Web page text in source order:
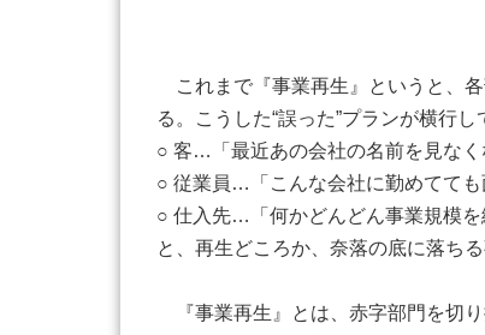
これまで『事業再生』というと、
る。こうした“誤った”プランが横行し
○ 客…「最近あの会社の名前を見なく
○ 従業員…「こんな会社に勤めてても
○ 仕入先…「何かどんどん事業規模を
と、再生どころか、奈落の底に落ち
『事業再生』とは、赤字部門を切り